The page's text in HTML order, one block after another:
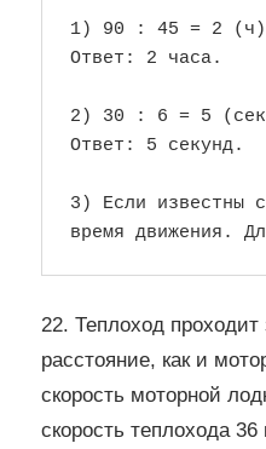
1) 90 : 45 = 2 (ч)
Ответ: 2 часа.
2) 30 : 6 = 5
Ответ: 5 секунд.
3) Если известны
22. Теплоход проходит
расстояние, как и
скорость моторной
скорость теплохода 36